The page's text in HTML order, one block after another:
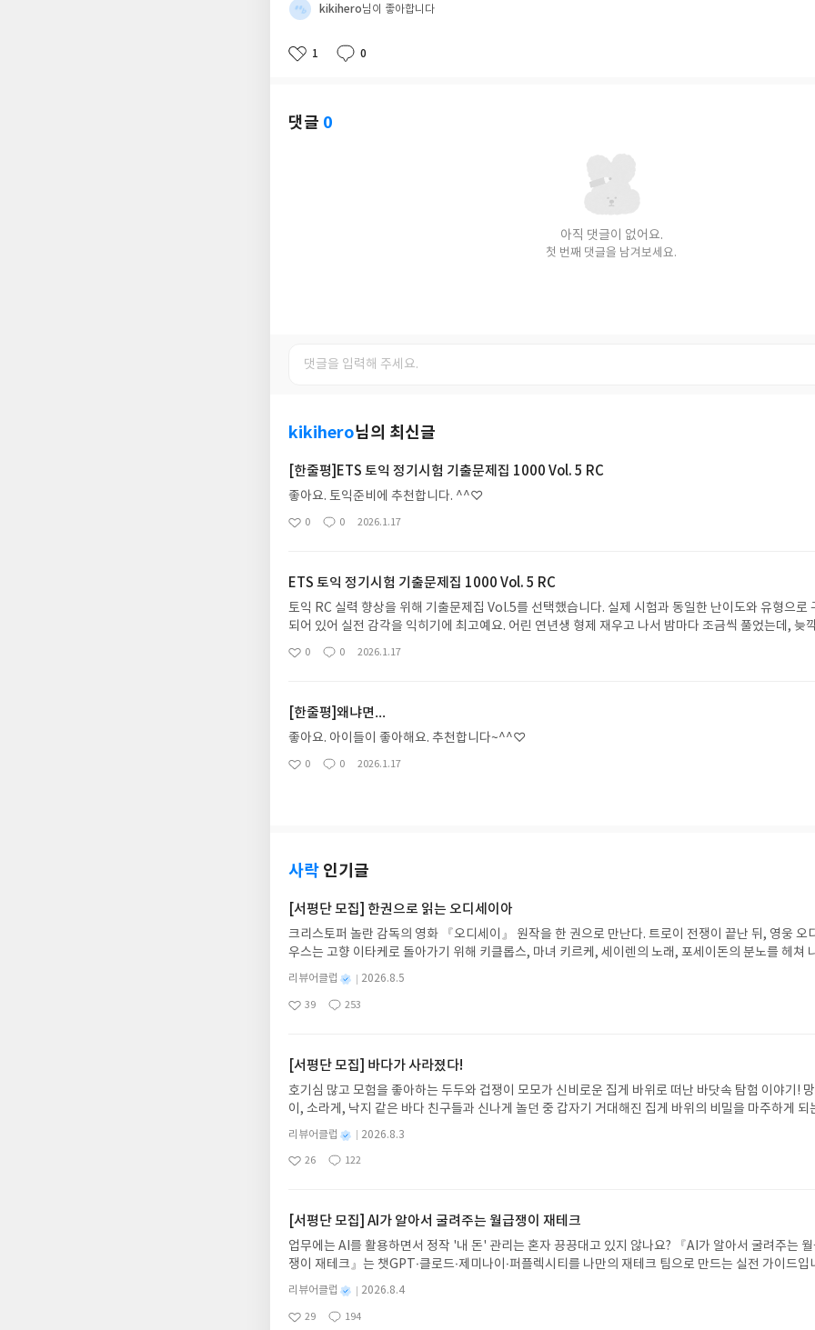
kikihero님이 좋아합니다
좋
1
댓
0
작
댓글 0
아직 댓글이 없어요.
첫 번째 댓글을 남겨보세요.
kikihero님의 최신글
[한줄평]ETS 토익 정기시험 기출문제집 1000 Vol. 5 RC
좋아요. 토익준비에 추천합니다. ^^♡
좋
0
댓
0
작
2026.1.17
ETS 토익 정기시험 기출문제집 1000 Vol. 5 RC
토익 RC 실력 향상을 위해 기출문제집 Vol.5를 선택했습니다. 실제 시험과 동일한 난이도와 유형으로
되어 있어 실전 감각을 익히기에 최고예요. 어린 연년생 형제 재우고 나서 밤마다 조금씩 풀었는데, 늦
아빠가 다시 영어 공부하려니 쉽지 않더라고요. 하지만 아이들에게 공부하는 아빠 모습을 보여주고 싶
좋
0
댓
0
작
2026.1.17
[한줄평]왜냐면…
좋아요. 아이들이 좋아해요. 추천합니다~^^♡
좋
0
댓
0
작
2026.1.17
사락 인기글
[서평단 모집] 한권으로 읽는 오디세이아
크리스토퍼 놀란 감독의 영화 『오디세이』 원작을 한 권으로 만난다. 트로이 전쟁이 끝난 뒤, 영웅 오
우스는 고향 이타케로 돌아가기 위해 키클롭스, 마녀 키르케, 세이렌의 노래, 포세이돈의 분노를 헤쳐
다. 그리스 철학 전공자인 옮긴이가 호메로스의 방대한 24권 서사를 현대적이고 자연스러운 한국어로
어내, 고전이 낯선 독자도 이야기의 흐름을 놓치지 않고 끝까지 읽을 수 있다. 3천 년을 이어 온 귀향과
의 대서사시가 가장 읽기 편한 번역으로 새롭게 펼쳐진다.한권으로 읽는 오디세이아글쓴이호메로스
주소/연락처를 업데이트 해주세요! (선정 후 수정 불가)▶ 서평단 신청 방법 : 기대평 댓글을 작성해주
글의 댓글로 신청해주세요.- 기존 YES블로그는 '사락'으로 개편되어 별도로 개설하지 않으셔도 됩니
도서/상품 발송- 도서/상품은 최근 배송지가 아닌 회원정보상의 주소/연락처 (클릭 시 수정 가능)로 발
니다.- 주소/연락처에 문제가 있을 시 선정에서 제외되거나 배송에서 누락될 수 있습니다(재발송 불
리뷰 작성- 도서/상품을 받고 2주 이내 리뷰를 작성해주셔야 합니다. (포스트가 아닌 '리뷰'로 작성)-
별
리뷰어클럽
성
2026.8.5
좋
39
댓
253
작
[서평단 모집] 바다가 사라졌다!
호기심 많고 모험을 좋아하는 두두와 겁쟁이 모모가 신비로운 집게 바위로 떠난 바닷속 탐험 이야기!
이, 소라게, 낙지 같은 바다 친구들과 신나게 놀던 중 갑자기 거대해진 집게 바위의 비밀을 마주하게 되
데, 과연 바다에 무슨 일이 벌어진 걸까요? 상상력을 자극하는 환상적인 해양 모험 동화 속으로 풍덩 빠
보세요!바다가 사라졌다!글쓴이서휘 글출판사풀빛 예스24 바로가기 닫기모집인원 : 20명신청기간 :
6.08.03 ~ 2026.08.07발표일자 : 2026.08.13리뷰 작성기한 : 도서/상품 받고 2주 이내 ▶ 주소/연락
해주세요!- '사락' 개설 후, 이 글의 댓글로 신청해주세요.- 기존 YES블로그는 '사락'으로 개편되어 별
개설하지 않으셔도 됩니다. ▶ 도서/상품 발송- 도서/상품은 최근 배송지가 아닌 회원정보상의 주소/
처 (클릭 시 수정 가능)로 발송됩니다.- 주소/연락처에 문제가 있을 시 선정에서 제외되거나 배송에서
될 수 있습니다(재발송 불가). ▶ 리뷰 작성- 도서/상품을 받고 2주 이내 리뷰를 작성해주셔야 합니다. (
스트가 아닌 '리뷰'로 작성)- 기간내 미작성, 불성실한 리뷰, 도서/상품과 무관한 리뷰 작성 시 이후 선
서 제외될 수 있습니다.- 리뷰어클럽은 개인의 감상이 포함된 300자 이상의 리뷰를 권장합니다.
별
리뷰어클럽
성
2026.8.3
좋
26
댓
122
작
[서평단 모집] AI가 알아서 굴려주는 월급쟁이 재테크
업무에는 AI를 활용하면서 정작 '내 돈' 관리는 혼자 끙끙대고 있지 않나요? 『AI가 알아서 굴려주는
쟁이 재테크』는 챗GPT·클로드·제미나이·퍼플렉시티를 나만의 재테크 팀으로 만드는 실전 가이드입
다. 재무 진단부터 주식 투자, 부동산, 절세, 자산 관리 자동화 루틴까지, 코딩 없이도 프롬프트 하나로
차 재무 전문가의 맞춤 조언을 받을 수 있습니다. 좋은 정보를 찾는 시대는 끝났습니다. 이제는 좋은 질
던지는 사람이 돈을 법니다. 경제적 자유를 앞당기고 싶은 월급쟁이라면, 이 책이 바로 그 시작입니다
별
리뷰어클럽
성
2026.8.4
좋
29
댓
194
작